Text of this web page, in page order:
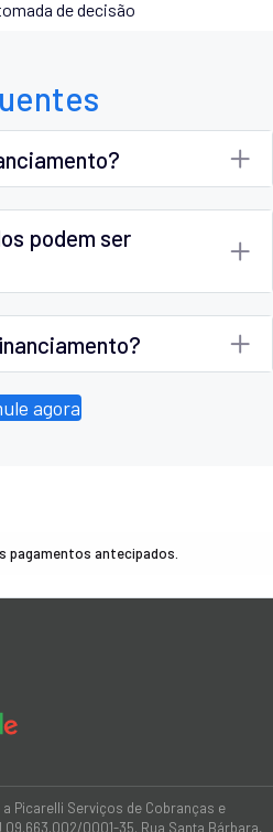
de decisão
podem ser
agora
pagamentos antecipados.
Picarelli Serviços de Cobranças e
0001-35. Rua Santa Bárbara,